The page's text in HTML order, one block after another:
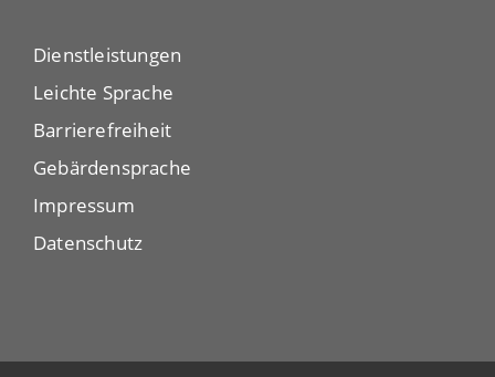
Dienstleistungen
Leichte Sprache
Barrierefreiheit
Gebärdensprache
Impressum
Datenschutz